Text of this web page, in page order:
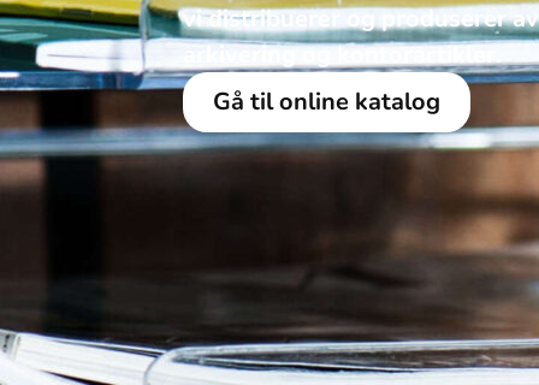
vi distribuerer og produserer
arkivering og kontorartikler.
Gå til online katalog